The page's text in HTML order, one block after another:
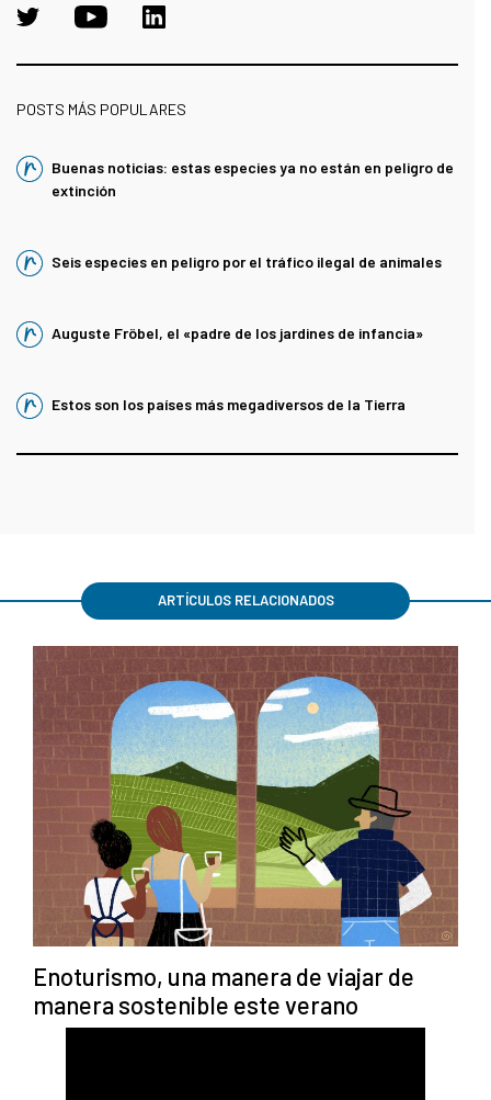
POSTS MÁS POPULARES
Buenas noticias: estas especies ya no están en peligro de
extinción
Seis especies en peligro por el tráfico ilegal de animales
Auguste Fröbel, el «padre de los jardines de infancia»
Estos son los países más megadiversos de la Tierra
ARTÍCULOS RELACIONADOS
Enoturismo, una manera de viajar de
manera sostenible este verano